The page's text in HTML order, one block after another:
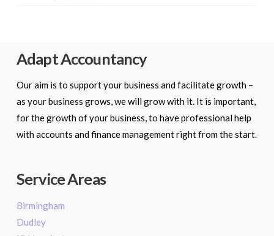
Adapt Accountancy
Our aim is to support your business and facilitate growth –
as your business grows, we will grow with it. It is important,
for the growth of your business, to have professional help
with accounts and finance management right from the start.
Service Areas
Birmingham
Dudley